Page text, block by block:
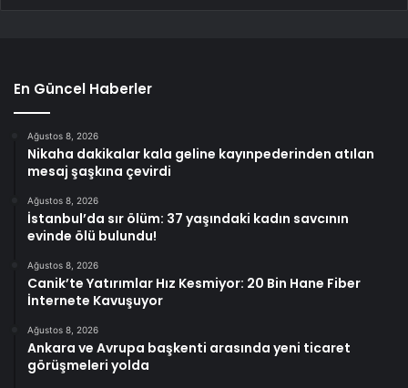
En Güncel Haberler
Ağustos 8, 2026
Nikaha dakikalar kala geline kayınpederinden atılan
mesaj şaşkına çevirdi
Ağustos 8, 2026
İstanbul’da sır ölüm: 37 yaşındaki kadın savcının
evinde ölü bulundu!
Ağustos 8, 2026
Canik’te Yatırımlar Hız Kesmiyor: 20 Bin Hane Fiber
İnternete Kavuşuyor
Ağustos 8, 2026
Ankara ve Avrupa başkenti arasında yeni ticaret
görüşmeleri yolda